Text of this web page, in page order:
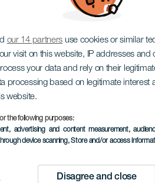
our 14 partners use cookies or similar
visit on this website, IP addresses
your data and rely on their
processing based on legitimate interest
website.
the following purposes:
advertising and content measurement,
device scanning, Store and/or access
Disagree and close
de
Santa